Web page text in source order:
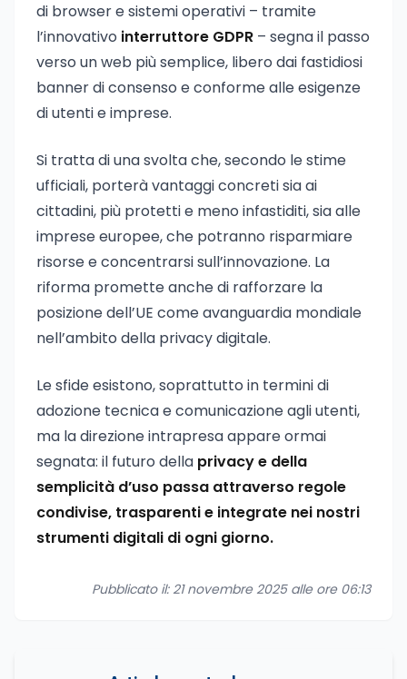
di browser e sistemi operativi – tramite
l’innovativo interruttore GDPR – segna il passo
verso un web più semplice, libero dai fastidiosi
banner di consenso e conforme alle esigenze
di utenti e imprese.
Si tratta di una svolta che, secondo le stime
ufficiali, porterà vantaggi concreti sia ai
cittadini, più protetti e meno infastiditi, sia alle
imprese europee, che potranno risparmiare
risorse e concentrarsi sull’innovazione. La
riforma promette anche di rafforzare la
posizione dell’UE come avanguardia mondiale
nell’ambito della privacy digitale.
Le sfide esistono, soprattutto in termini di
adozione tecnica e comunicazione agli utenti,
ma la direzione intrapresa appare ormai
segnata: il futuro della privacy e della
semplicità d’uso passa attraverso regole
condivise, trasparenti e integrate nei nostri
strumenti digitali di ogni giorno.
Pubblicato il: 21 novembre 2025 alle ore 06:13